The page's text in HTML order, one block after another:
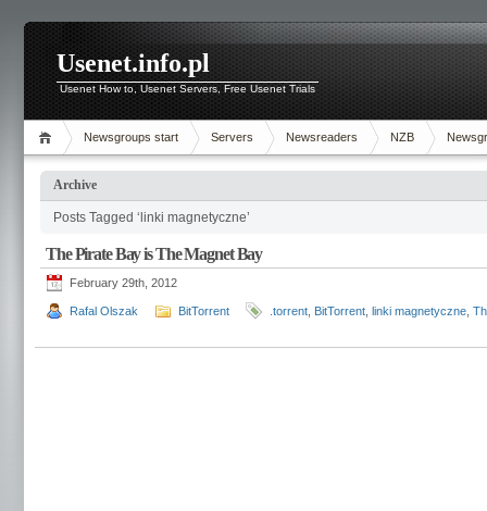
Usenet.info.pl
Usenet How to, Usenet Servers, Free Usenet Trials
Newsgroups start Servers Newsreaders NZB
Archive
Posts Tagged ‘linki magnetyczne’
The Pirate Bay is The Magnet Bay
February 29th, 2012
Rafal Olszak BitTorrent .torrent BitTorrent linki magnetyczne